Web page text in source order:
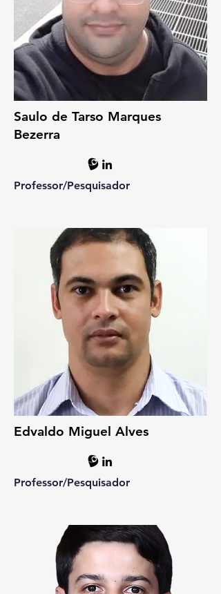
Saulo de Tarso Marques
Bezerra
Professor/Pesquisador
Edvaldo Miguel Alves
Professor/Pesquisador